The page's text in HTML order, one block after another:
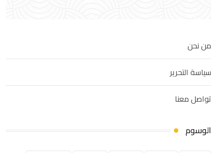
من نحن
سياسة التحرير
تواصل معنا
الوسوم